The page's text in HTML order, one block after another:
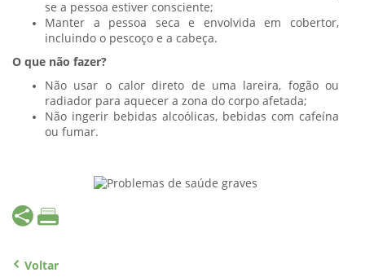
se a pessoa estiver consciente;
Manter a pessoa seca e envolvida em cobertor,
incluindo o pescoço e a cabeça.
O que não fazer?
Não usar o calor direto de uma lareira, fogão ou
radiador para aquecer a zona do corpo afetada;
Não ingerir bebidas alcoólicas, bebidas com cafeína
ou fumar.
Voltar